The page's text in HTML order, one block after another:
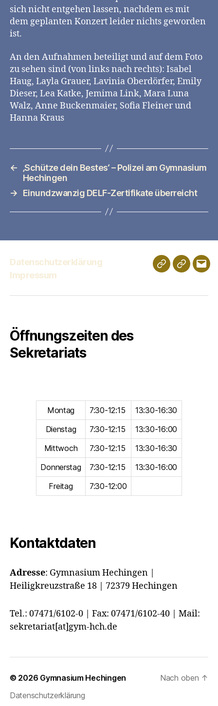
sich nicht entgehen lassen, nachdem es mit
dem geplanten Konzert leider nichts geworden
ist.
An den Aufnahmen beteiligt und auf dem Foto
zu sehen sind (von links nach rechts): Isabel
Haug, Layla Grauer, Lavinia Oberdörfer, Emily
Dieser, Lea Katke, Jemima Link, Mara Luna
Walz, Anne Buckenmaier, Sofia Fleiner und
Hanna Kraus
←
‚Schütze dein Bestes‘ – Polizei am Gymnasium
Hechingen
→
Einundzwanzig DELF-Zertifikate überreicht
Datenschutzerklärung
Impressum
Schulportfolio
Digitales
E-
Öffnungszeiten des
Sekretariats
Montag 7:30-12:15
13:30-16:30
Dienstag
7:30-12:15
13:30-16:00
Mittwoch
7:30-12:15
13:30-16:30
Donnerstag
7:30-12:15
13:30-16:00
Freitag
7:30-12:00
Kontaktdaten
Adresse: Gymnasium Hechingen |
Heiligkreuzstraße 18 | 72379 Hechingen
Tel.: 07471/6102-0 | Fax: 07471/6102-40 | Mail:
sekretariat[at]gym-hch.de
© 2026 Gymnasium Hechingen
Datenschutzerklärung
Nach oben ↑